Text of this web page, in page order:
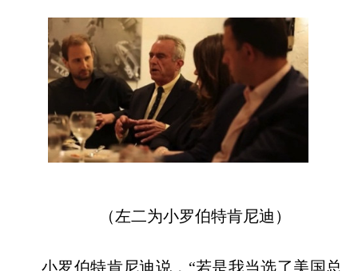
（左二为小罗伯特肯尼迪）
小罗伯特肯尼迪说， “若是我当选了美国总